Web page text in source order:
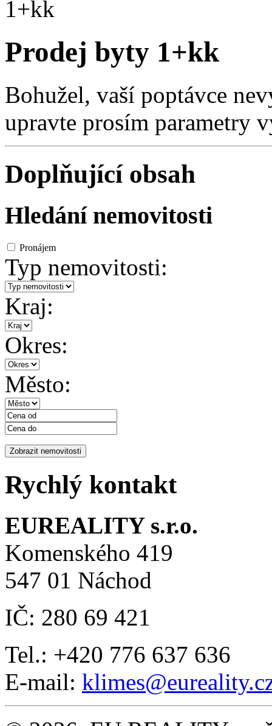
1+kk
Prodej byty 1+kk
Bohužel, vaší poptávce
upravte prosím parametry
Doplňující obsah
Hledání nemovitosti
Pronájem
Typ nemovitosti:
Kraj:
Okres:
Město:
Rychlý kontakt
EUREALITY s.r.o.
Komenského 419
547 01 Náchod
IČ: 280 69 421
Tel.: +420 776 637 636
E-mail: klimes